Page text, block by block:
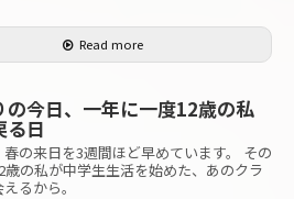
Read more
の今日、一年に一度12歳の私
る日
の来日を3週間ほど早めています。 その
歳の私が中学生生活を始めた、あのクラ
るから。